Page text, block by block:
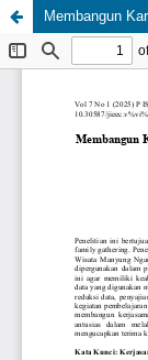
Membangun